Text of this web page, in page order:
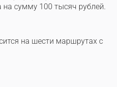
на сумму 100 тысяч рублей.
на шести маршрутах с